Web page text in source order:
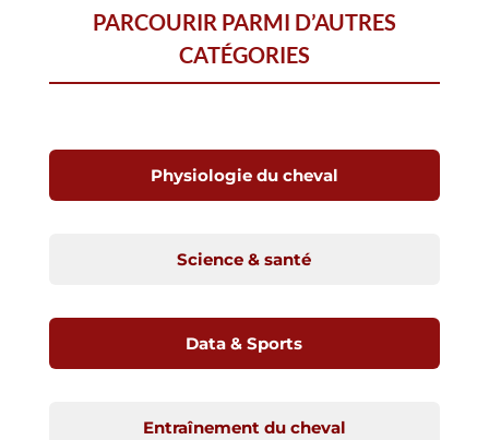
PARCOURIR PARMI D’AUTRES
CATÉGORIES
Physiologie du cheval
Science & santé
Data & Sports
Entraînement du cheval